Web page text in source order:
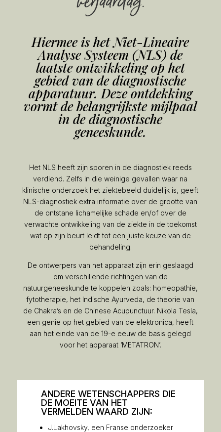
Hiermee is het Niet-Lineaire
Analyse Systeem (NLS) de
laatste ontwikkeling op het
gebied van de diagnostische
apparatuur. Deze ontdekking
vormt de belangrijkste mijlpaal
in de diagnostische
geneeskunde.
Het NLS heeft zijn sporen in de diagnostiek reeds
verdiend. Zelfs in die weinige gevallen waar na
klinische onderzoek het ziektebeeld duidelijk is, geeft
NLS-diagnostiek extra informatie over de grootte van
de ontstane lichamelijke schade en/of over de
verwachte ontwikkeling van de ziekte in de toekomst
wat op zijn beurt leidt tot een juiste keuze van de
behandeling.
De ontwerpers van het apparaat zijn erin geslaagd
om verschillende richtingen van de
natuurgeneeskunde te koppelen zoals: homeopathie,
fytotherapie, het Indische Ayurveda, de theorie van
de Chakra’s en de Chinese Acupunctuur. Nikola Tesla,
een genie op het gebied van de elektronica, heeft
aan het einde van de 19-e eeuw de basis gelegd
voor het apparaat ‘METATRON’.
ANDERE WETENSCHAPPERS DIE
DE MOEITE VAN HET
VERMELDEN WAARD ZIJN:
J.Lakhovsky, een Franse onderzoeker